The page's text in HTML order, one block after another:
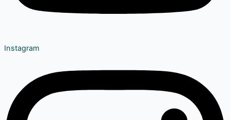
Instagram